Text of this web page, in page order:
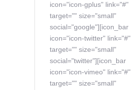
icon="icon-gplus" link="#"
target="" size="small"
social="google"][icon_bar
icon="icon-twitter" link="#"
target="" size="small"
social="twitter"][icon_bar
icon="icon-vimeo" link="#"
target="" size="small"